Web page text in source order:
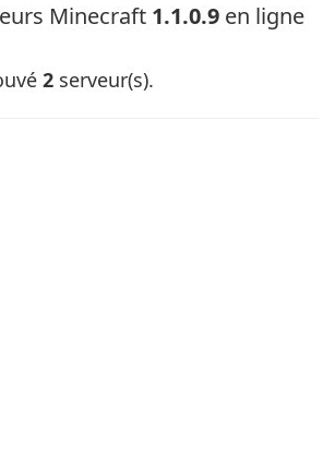
Minecraft 1.1.0.9 en ligne
2 serveur(s).